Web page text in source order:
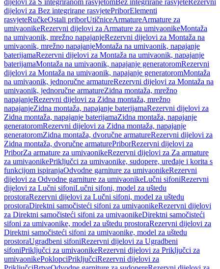
dijelovi za S integriranom rasvjetomBez integrirane rasvjeteRezervni
dijelovi za Bez integrirane rasvjetePriborElementi
rasvjeteRučkeOstali priborUtičniceArmatureArmature za
umivaonikeRezervni dijelovi za Armature za umivaonikeMontaža
na umivaonik, mrežno napajanjeRezervni dijelovi za Montaža na
umivaonik, mrežno napajanjeMontaža na umivaonik, napajanje
baterijamaRezervni dijelovi za Montaža na umivaonik, napajanje
baterijamaMontaža na umivaonik, napajanje generatoromRezervni
dijelovi za Montaža na umivaonik, napajanje generatoromMontaža
na umivaonik, jednoručne armatureRezervni dijelovi za Montaža na
umivaonik, jednoručne armatureZidna montaža, mrežno
napajanjeRezervni dijelovi za Zidna montaža, mrežno
napajanjeZidna montaža, napajanje baterijamaRezervni dijelovi za
Zidna montaža, napajanje baterijamaZidna montaža, napajanje
generatoromRezervni dijelovi za Zidna montaža, napajanje
generatoromZidna montaža, dvoručne armatureRezervni dijelovi za
Zidna montaža, dvoručne armaturePriborRezervni dijelovi za
PriborZa armature za umivaonikeRezervni dijelovi za Za armature
za umivaonikePriključci za umivaonike, sudopere, uređaje i korita s
funkcijom ispiranjaOdvodne garniture za umivaonikeRezervni
dijelovi za Odvodne garniture za umivaonikeLučni sifoniRezervni
dijelovi za Lučni sifoniLučni sifoni, model za uštedu
prostoraRezervni dijelovi za Lučni sifoni, model za uštedu
prostoraDirektni samočisteći sifoni za umivaonikeRezervni dijelovi
za Direktni samočisteći sifoni za umivaonikeDirektni samočisteći
sifoni za umivaonike, model za uštedu prostoraRezervni dijelovi za
Direktni samočisteći sifoni za umivaonike, model za uštedu
prostoraUgradbeni sifoniRezervni dijelovi za Ugradbeni
sifoniPriključci za umivaonikeRezervni dijelovi za Priključci za
umivaonikePoklopciPriključciRezervni dijelovi za